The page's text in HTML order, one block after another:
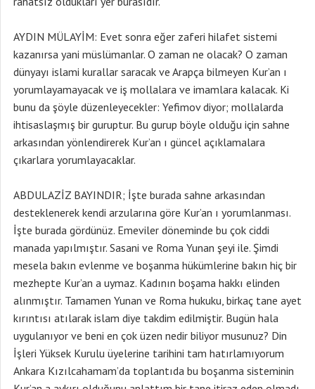
AYDIN MÜLAYİM: Evet sonra eğer zaferi hilafet sistemi
kazanırsa yani müslümanlar. O zaman ne olacak? O zaman
dünyayı islami kurallar saracak ve Arapça bilmeyen Kur’an ı
yorumlayamayacak ve iş mollalara ve imamlara kalacak. Ki
bunu da şöyle düzenleyecekler: Yefimov diyor; mollalarda
ihtisaslaşmış bir guruptur. Bu gurup böyle olduğu için sahne
arkasından yönlendirerek Kur’an ı güncel açıklamalara
çıkarlara yorumlayacaklar.
ABDULAZİZ BAYINDIR; İşte burada sahne arkasından
desteklenerek kendi arzularına göre Kur’an ı yorumlanması.
İşte burada gördünüz. Emeviler döneminde bu çok ciddi
manada yapılmıştır. Sasani ve Roma Yunan şeyi ile. Şimdi
mesela bakın evlenme ve boşanma hükümlerine bakın hiç bir
mezhepte Kur’an a uymaz. Kadının boşama hakkı elinden
alınmıştır. Tamamen Yunan ve Roma hukuku, birkaç tane ayet
kırıntısı atılarak islam diye takdim edilmiştir. Bugün hala
uygulanıyor ve beni en çok üzen nedir biliyor musunuz? Din
İşleri Yüksek Kurulu üyelerine tarihini tam hatırlamıyorum
Ankara Kızılcahamam’da toplantıda bu boşanma sisteminin